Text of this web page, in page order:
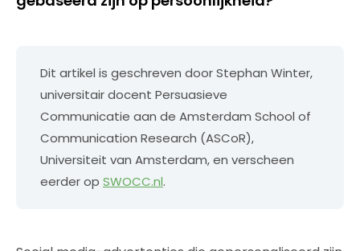
Dit artikel is geschreven door Stephan Winter,
universitair docent Persuasieve
Communicatie aan de Amsterdam School of
Communication Research (ASCoR),
Universiteit van Amsterdam, en verscheen
eerder op SWOCC.nl.